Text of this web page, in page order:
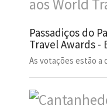
Passadiços do
Travel Awards -
As votações estão a